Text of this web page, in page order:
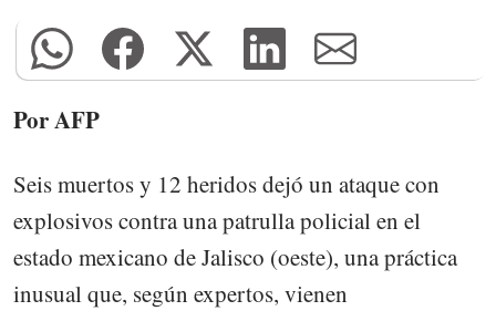
Por AFP
Seis muertos y 12 heridos dejó un ataque con
explosivos contra una patrulla policial en el
estado mexicano de Jalisco (oeste), una práctica
inusual que, según expertos, vienen